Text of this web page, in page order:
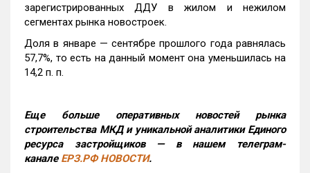
зарегистрированных ДДУ в жилом и нежилом
сегментах рынка новостроек.
Доля в январе — сентябре прошлого года равнялась
57,7%, то есть на данный момент она уменьшилась на
14,2 п. п.
Еще больше оперативных новостей рынка
строительства МКД и уникальной аналитики Единого
ресурса застройщиков — в нашем телеграм-
канале ЕРЗ.РФ НОВОСТИ.